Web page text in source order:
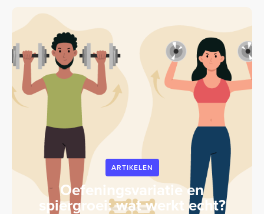
ARTIKELEN
Oefeningsvariatie en
spiergroei: wat werkt echt?